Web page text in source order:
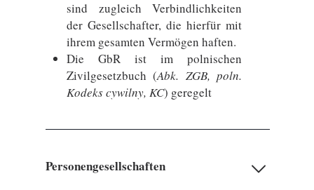
Personengesellschaften
sind zugleich Verbindlichkeiten
der Gesellschafter, die hierfür mit
ihrem gesamten Vermögen haften.
Die GbR ist im polnischen
Zivilgesetzbuch (Abk. ZGB, poln.
Kodeks cywilny, KC) geregelt